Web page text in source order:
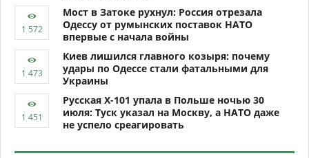
Мост в Затоке рухнул: Россия отрезала
Одессу от румынских поставок НАТО
впервые с начала войны
Киев лишился главного козыря: почему
удары по Одессе стали фатальными для
Украины
Русская Х-101 упала в Польше ночью 30
июля: Туск указал на Москву, а НАТО даже
не успело среагировать